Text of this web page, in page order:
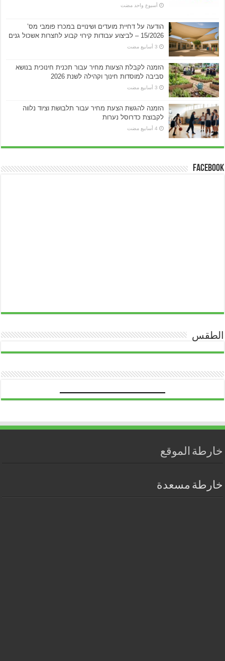
‏أسبوع واحد مضت
הודעה על דחיית מועדים ושינויים במכרז פומבי מס’
15/2026 – לביצוע עבודות קירוי קבוע לחצרות אשכול גנים
הזמנה לקבלת הצעות מחיר עבור תכנית חינוכית בנושא
סביבה למוסדות חינוך וקהילה לשנת 2026
הזמנה להגשת הצעת מחיר עבור תלבושת וציוד נלווה
לקבוצת כדרוסל נערות
Facebook
الطقس
خارطة الموقع
خارطة مسعدة